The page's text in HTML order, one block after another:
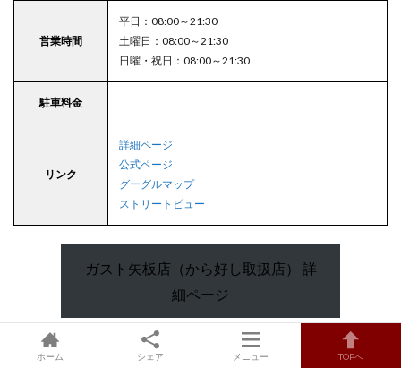
営業時間
平日：08:00～21:30
土曜日：08:00～21:30
日曜・祝日：08:00～21:30
駐車料金
リンク
詳細ページ
公式ページ
グーグルマップ
ストリートビュー
ガスト矢板店（から好し取扱店） 詳
細ページ
ホーム シェア メニュー TOPへ